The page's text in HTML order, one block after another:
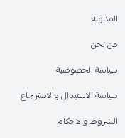
المدونة
من نحن
سياسة الخصوصية
سياسة الاستبدال والاسترجاع
الشروط والاحكام